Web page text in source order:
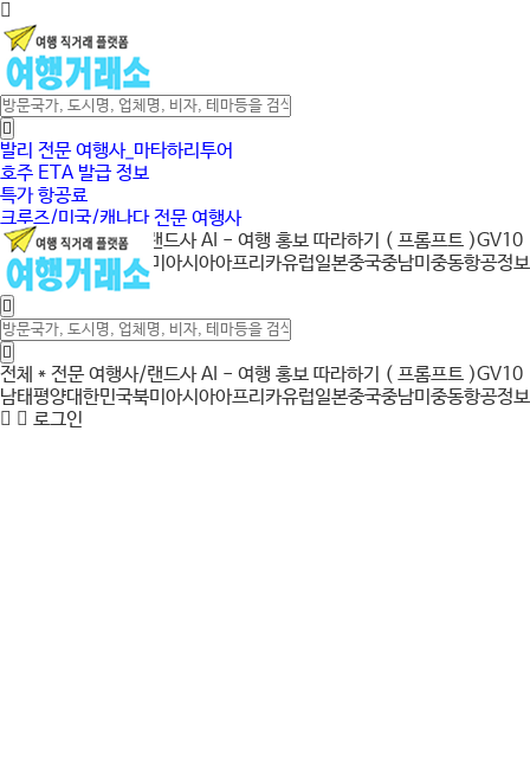
발리 전문 여행사_마타하리투어
호주 ETA 발급 정보
특가 항공료
크루즈/미국/캐나다 전문 여행사
전체 * 전문 여행사/랜드사AI - 여행 홍보 따라하기 ( 프롬프트 )GV10
남태평양대한민국북미 아시아아프리카유럽일본중국중남미 중동항공정보
로그인
전체 * 전문 여행사/랜드사AI - 여행 홍보 따라하기 ( 프롬프트 )GV10
남태평양대한민국북미 아시아아프리카유럽일본중국중남미 중동항공정보
로그인